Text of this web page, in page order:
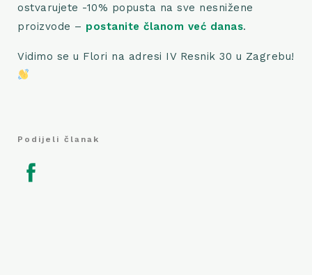
ostvarujete -10% popusta na sve nesnižene
proizvode – postanite članom već danas.
Vidimo se u Flori na adresi IV Resnik 30 u Zagrebu!
Podijeli članak